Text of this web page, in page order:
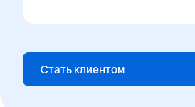
Стать клиентом